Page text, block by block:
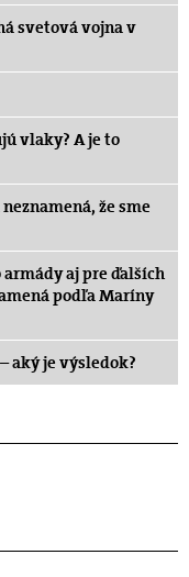
svetová vojna v
vlaky? A je to
že sme
aj pre ďalších
podľa Maríny
aký je výsledok?